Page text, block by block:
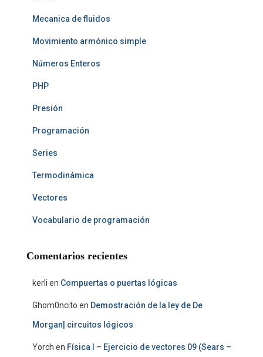
Mecanica de fluidos
Movimiento armónico simple
Números Enteros
PHP
Presión
Programación
Series
Termodinámica
Vectores
Vocabulario de programación
Comentarios recientes
kerli en Compuertas o puertas lógicas
Ghom0ncito en Demostración de la ley de De
Morgan| circuitos lógicos
Yorch en Física I – Ejercicio de vectores 09 (Sears –